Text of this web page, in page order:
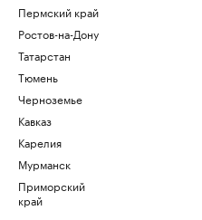
Пермский край
Ростов-на-Дону
Татарстан
Тюмень
Черноземье
Кавказ
Карелия
Мурманск
Приморский
край